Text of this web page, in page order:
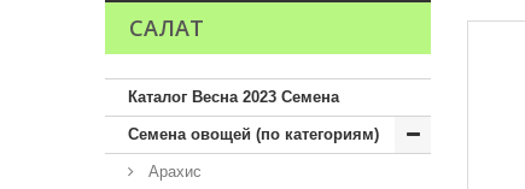
САЛАТ
Каталог Весна 2023 Семена
Семена овощей (по категориям)
Арахис